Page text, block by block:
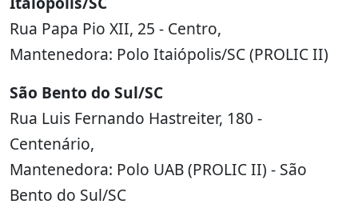
Rua Papa Pio XII, 25 - Centro,
Mantenedora: Polo Itaiópolis/SC (PROLIC II)
São Bento do Sul/SC
Rua Luis Fernando Hastreiter, 180 -
Centenário,
Mantenedora: Polo UAB (PROLIC II) - São
Bento do Sul/SC